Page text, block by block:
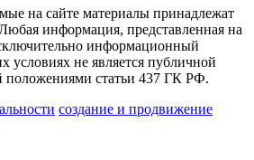
на сайте материалы принадлежат
информация, представленная на
информационный
условиях не является публичной
положениями статьи 437 ГК РФ.
создание и продвижение